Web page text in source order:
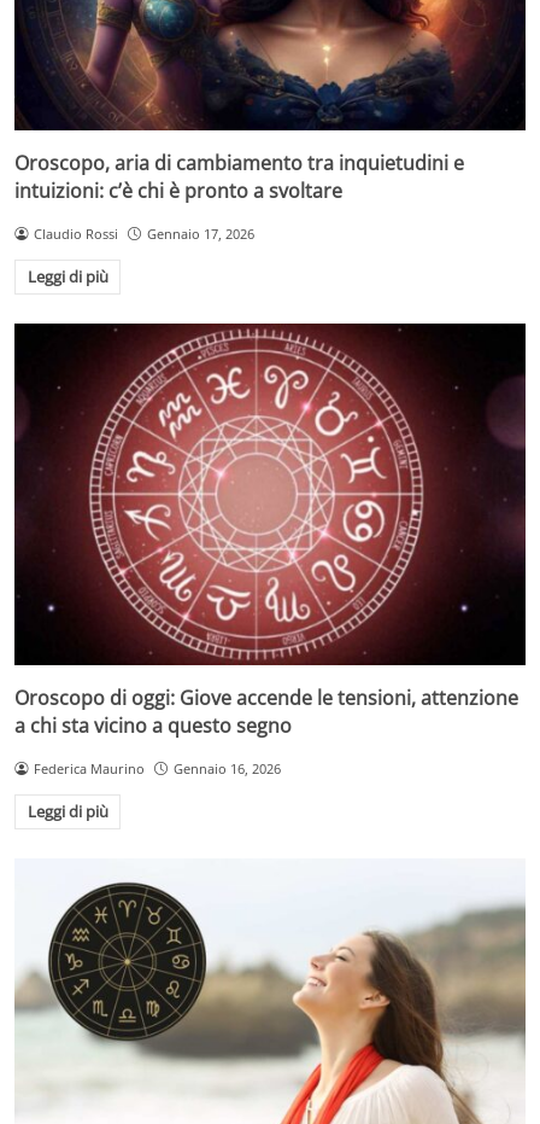
Oroscopo, aria di cambiamento tra inquietudini e
intuizioni: c’è chi è pronto a svoltare
Claudio Rossi Gennaio 17, 2026
Leggi di più
Oroscopo di oggi: Giove accende le tensioni, attenzione
a chi sta vicino a questo segno
Federica Maurino Gennaio 16, 2026
Leggi di più